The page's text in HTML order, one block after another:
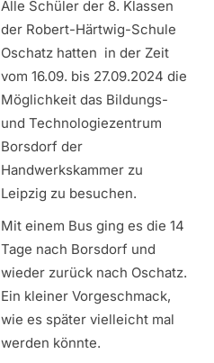
Alle Schüler der 8. Klassen
der Robert-Härtwig-Schule
Oschatz hatten in der Zeit
vom 16.09. bis 27.09.2024 die
Möglichkeit das Bildungs-
und Technologiezentrum
Borsdorf der
Handwerkskammer zu
Leipzig zu besuchen.
Mit einem Bus ging es die 14
Tage nach Borsdorf und
wieder zurück nach Oschatz.
Ein kleiner Vorgeschmack,
wie es später vielleicht mal
werden könnte.